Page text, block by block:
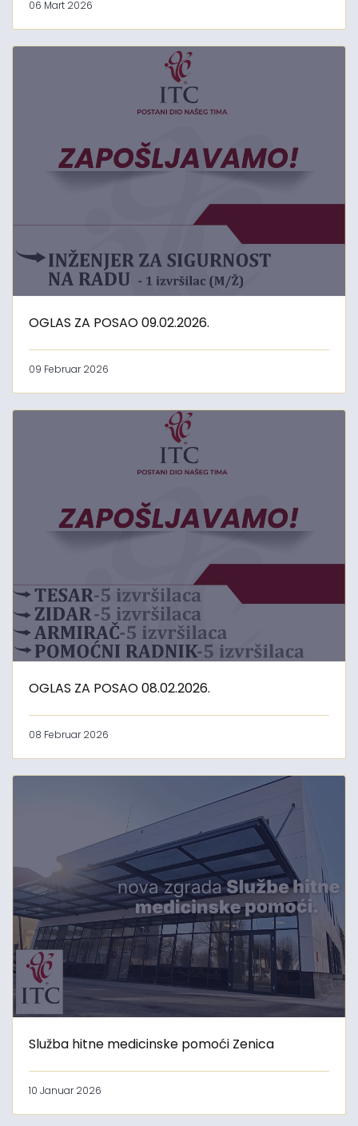
06 Mart 2026
OGLAS ZA POSAO 09.02.2026.
09 Februar 2026
OGLAS ZA POSAO 08.02.2026.
08 Februar 2026
Služba hitne medicinske pomoći Zenica
10 Januar 2026